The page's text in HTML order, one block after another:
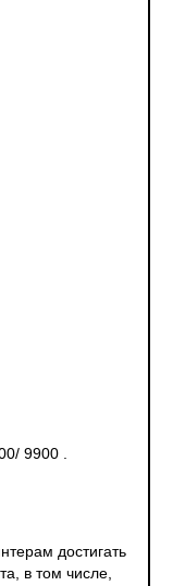
9900 .
достигать
в том числе,